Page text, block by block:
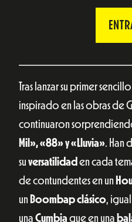
Tras lanzar su primer
inspirado en las obras de
continuaron
Mil», «88» y «Lluvia». Han
su versatilidad en cada
de contundentes en un
un Boombap clásico,
una Cumbia que en una